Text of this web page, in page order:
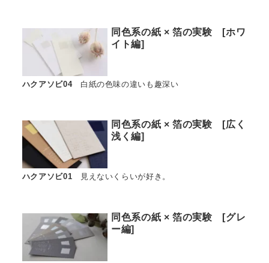
同色系の紙 × 箔の実験 [ホワ
イト編]
ハクアソビ04 白紙の色味の違いも趣深い
同色系の紙 × 箔の実験 [広く
浅く編]
ハクアソビ01 見えないくらいが好き。
同色系の紙 × 箔の実験 [グレ
ー編]